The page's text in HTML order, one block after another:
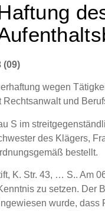
(09)
wegen
und
S im
des Klägers,
bestellt.
K. Str. 43, … S.. Am
zu setzen.
wurde,